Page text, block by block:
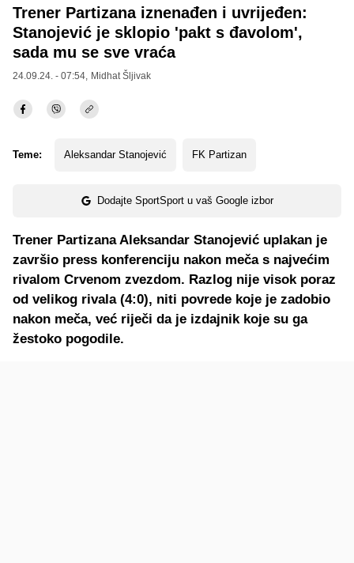
Trener Partizana iznenađen i uvrijeđen:
Stanojević je sklopio 'pakt s đavolom',
sada mu se sve vraća
24.09.24. - 07:54, Midhat Šljivak
Teme: Aleksandar Stanojević FK Partizan
Dodajte SportSport u vaš Google izbor
Trener Partizana Aleksandar Stanojević uplakan je
završio press konferenciju nakon meča s najvećim
rivalom Crvenom zvezdom. Razlog nije visok poraz
od velikog rivala (4:0), niti povrede koje je zadobio
nakon meča, već riječi da je izdajnik koje su ga
žestoko pogodile.